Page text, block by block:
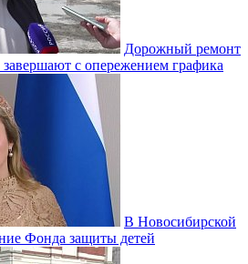
Дорожный ремонт
с опережением графика
В Новосибирской
Фонда защиты детей